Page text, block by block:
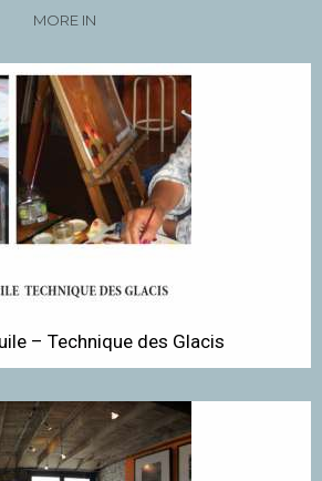
MORE IN
– Technique des Glacis